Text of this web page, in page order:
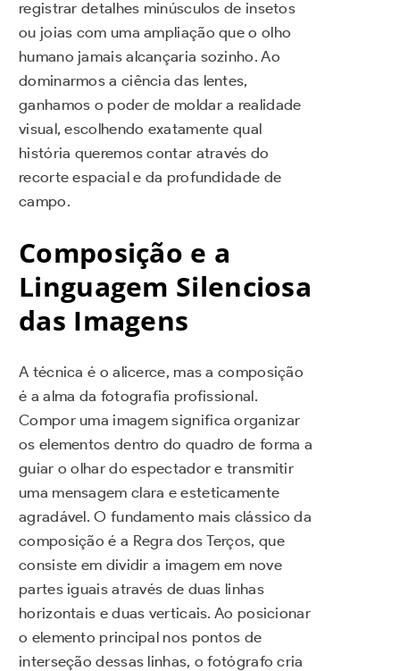
registrar detalhes minúsculos de insetos
ou joias com uma ampliação que o olho
humano jamais alcançaria sozinho. Ao
dominarmos a ciência das lentes,
ganhamos o poder de moldar a realidade
visual, escolhendo exatamente qual
história queremos contar através do
recorte espacial e da profundidade de
campo.
Composição e a
Linguagem Silenciosa
das Imagens
A técnica é o alicerce, mas a composição
é a alma da fotografia profissional.
Compor uma imagem significa organizar
os elementos dentro do quadro de forma a
guiar o olhar do espectador e transmitir
uma mensagem clara e esteticamente
agradável. O fundamento mais clássico da
composição é a Regra dos Terços, que
consiste em dividir a imagem em nove
partes iguais através de duas linhas
horizontais e duas verticais. Ao posicionar
o elemento principal nos pontos de
interseção dessas linhas, o fotógrafo cria